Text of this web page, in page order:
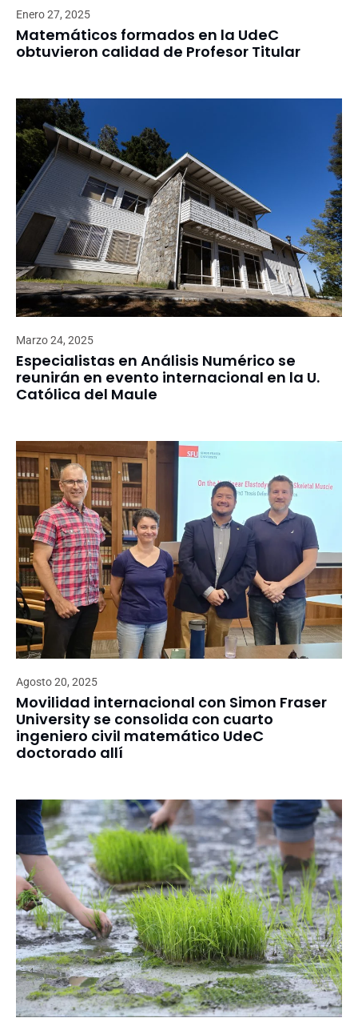
Enero 27, 2025
Matemáticos formados en la UdeC
obtuvieron calidad de Profesor Titular
Marzo 24, 2025
Especialistas en Análisis Numérico se
reunirán en evento internacional en la U.
Católica del Maule
Agosto 20, 2025
Movilidad internacional con Simon Fraser
University se consolida con cuarto
ingeniero civil matemático UdeC
doctorado allí